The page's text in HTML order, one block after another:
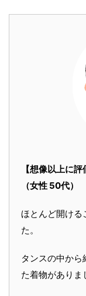
【想像以上に
（女性 50代）
ほとんど開ける
た。
タンスの中から
た着物がありま